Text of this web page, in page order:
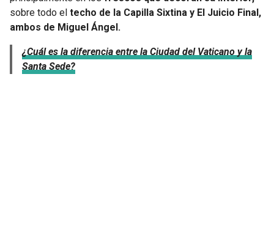
sobre todo el techo de la Capilla Sixtina y El Juicio Final,
ambos de Miguel Ángel.
¿Cuál es la diferencia entre la Ciudad del Vaticano y la
Santa Sede?